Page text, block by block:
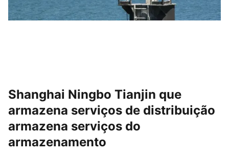
Shanghai Ningbo Tianjin que
armazena serviços de distribuição
armazena serviços do
armazenamento